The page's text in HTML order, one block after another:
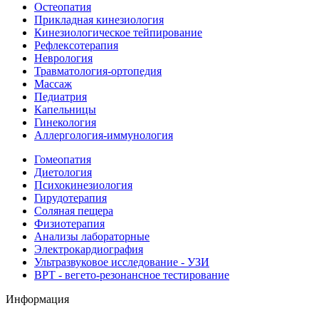
Остеопатия
Прикладная кинезиология
Кинезиологическое тейпирование
Рефлексотерапия
Неврология
Травматология-ортопедия
Массаж
Педиатрия
Капельницы
Гинекология
Аллергология-иммунология
Гомеопатия
Диетология
Психокинезиология
Гирудотерапия
Соляная пещера
Физиотерапия
Анализы лабораторные
Электрокардиография
Ультразвуковое исследование - УЗИ
ВРТ - вегето-резонансное тестирование
Информация